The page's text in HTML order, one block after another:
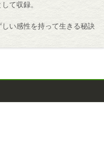
て収録。
い感性を持って生きる秘訣